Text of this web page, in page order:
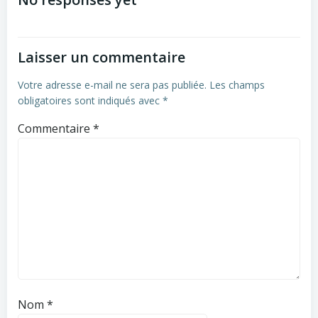
Laisser un commentaire
Votre adresse e-mail ne sera pas publiée. Les champs
obligatoires sont indiqués avec *
Commentaire *
Nom *